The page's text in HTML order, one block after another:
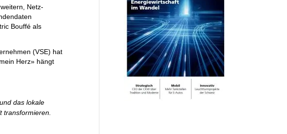
Netz-
Bouffé als
(VSE) hat
Herz» hängt
das lokale
transformieren.